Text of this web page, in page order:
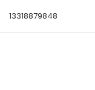
13318879848